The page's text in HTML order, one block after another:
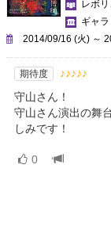
レボ
ギャ
2014/09/16 (火) ～
期待度
♪♪♪♪♪
守山さん！
守山さん演出の舞
しみです！
0